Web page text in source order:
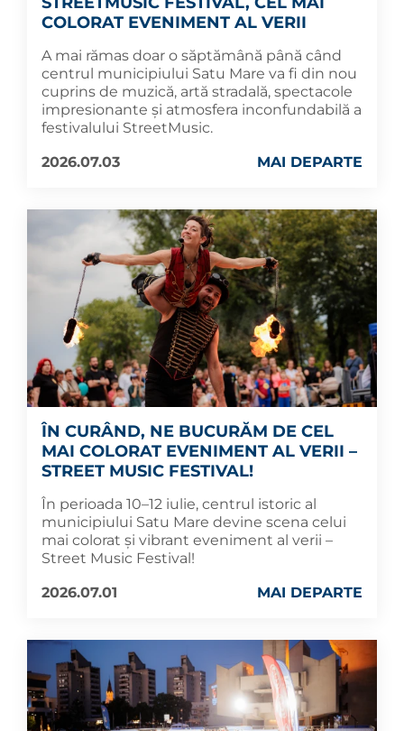
COLORAT EVENIMENT AL VERII
A mai rămas doar o săptămână până când
centrul municipiului Satu Mare va fi din nou
cuprins de muzică, artă stradală, spectacole
impresionante și atmosfera inconfundabilă a
festivalului StreetMusic.
2026.07.03
MAI DEPARTE
ÎN CURÂND, NE BUCURĂM DE CEL
MAI COLORAT EVENIMENT AL VERII –
STREET MUSIC FESTIVAL!
În perioada 10–12 iulie, centrul istoric al
municipiului Satu Mare devine scena celui
mai colorat și vibrant eveniment al verii –
Street Music Festival!
2026.07.01
MAI DEPARTE